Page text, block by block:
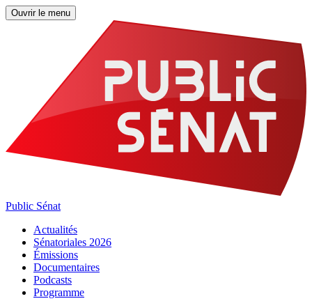
Ouvrir le menu
Public Sénat
Actualités
Sénatoriales 2026
Émissions
Documentaires
Podcasts
Programme